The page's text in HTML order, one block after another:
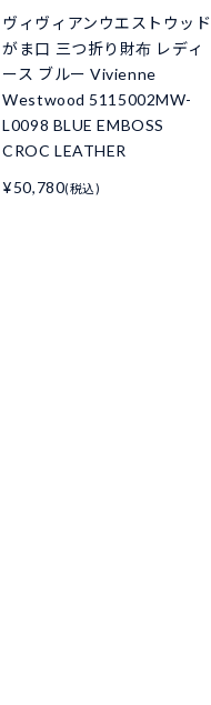
ヴィヴィアンウエストウッド
がま口 三つ折り財布 レディ
ース ブルー Vivienne
Westwood 5115002MW-
L0098 BLUE EMBOSS
CROC LEATHER
¥50,780(税込)